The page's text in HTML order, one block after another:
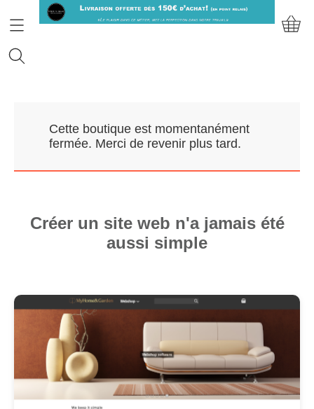
Prendre RDV
Nos Marques
Contact
E-Boutique
Les Promos!
Cette boutique est momentanément
fermée. Merci de revenir plus tard.
Créer un site web n'a jamais été
aussi simple